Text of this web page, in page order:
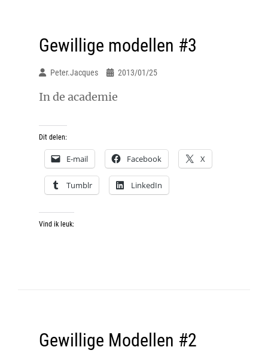
Gewillige modellen #3
Peter.jacques 2013/01/25
In de academie
Dit delen:
E-mail Facebook X
Tumblr LinkedIn
Vind ik leuk:
Gewillige Modellen #2